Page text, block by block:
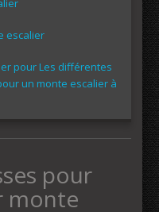
escalier
pour Les différentes
un monte escalier à
pour
monte